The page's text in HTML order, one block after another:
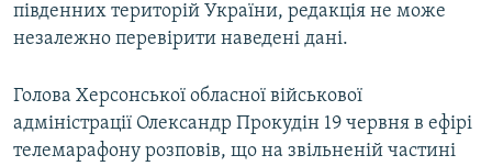
південних територій України, редакція не може
незалежно перевірити наведені дані.
Голова Херсонської обласної військової
адміністрації Олександр Прокудін 19 червня в ефірі
телемарафону розповів, що на звільненій частині